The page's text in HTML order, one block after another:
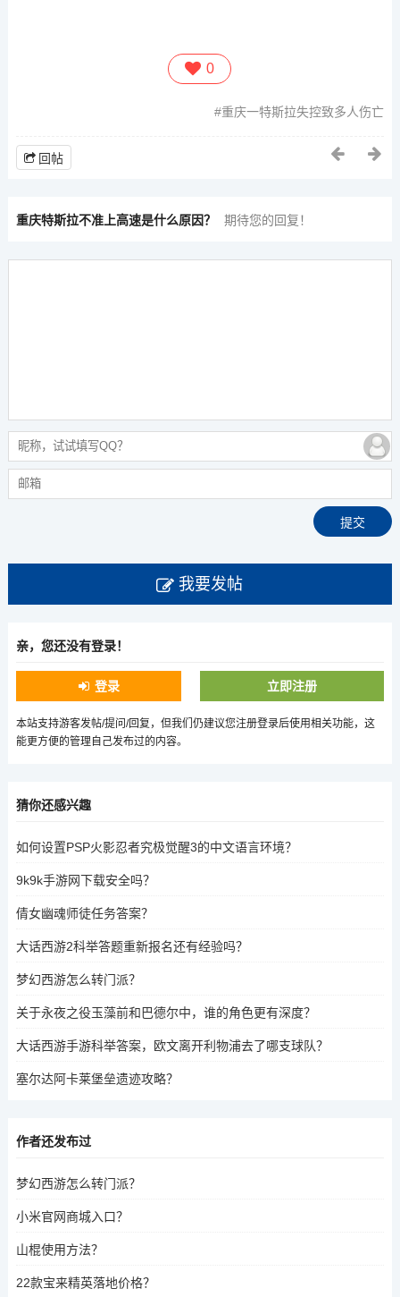
0
重庆一特斯拉失控致多人伤亡
回帖
重庆特斯拉不准上高速是什么原因？ 期待您的回复！
我要发帖
亲，您还没有登录！
登录 立即注册
本站支持游客发帖/提问/回复，但我们仍建议您注册登录后使用相关功能，这
能更方便的管理自己发布过的内容。
猜你还感兴趣
如何设置PSP火影忍者究极觉醒3的中文语言环境？
9k9k手游网下载安全吗？
倩女幽魂师徒任务答案？
大话西游2科举答题重新报名还有经验吗？
梦幻西游怎么转门派？
关于永夜之役玉藻前和巴德尔中，谁的角色更有深度？
大话西游手游科举答案，欧文离开利物浦去了哪支球队？
塞尔达阿卡莱堡垒遗迹攻略？
作者还发布过
梦幻西游怎么转门派？
小米官网商城入口？
山棍使用方法？
22款宝来精英落地价格？